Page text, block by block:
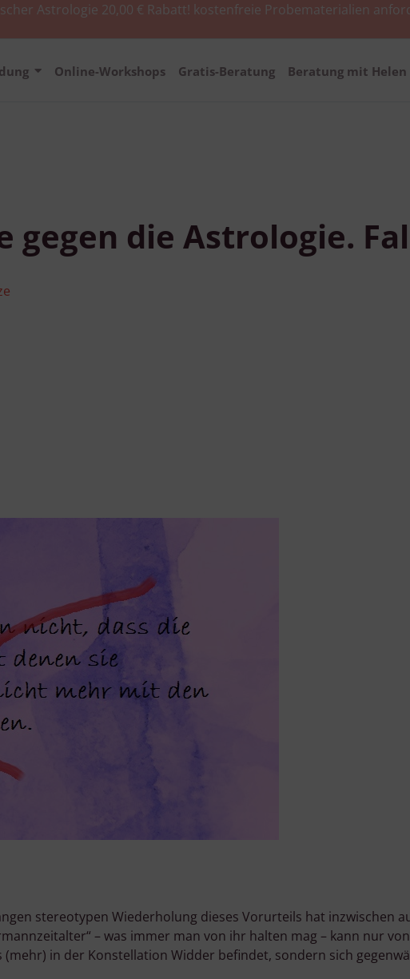
Astrologie 20,00 € Rabatt! kostenfreie Probematerialien
Online-Workshops Gratis-Beratung Beratung mit Helen
die Astrologie.
stereotypen Wiederholung dieses Vorurteils hat inzwischen
– was immer man von ihr halten mag – kann nur
in der Konstellation Widder befindet, sondern sich